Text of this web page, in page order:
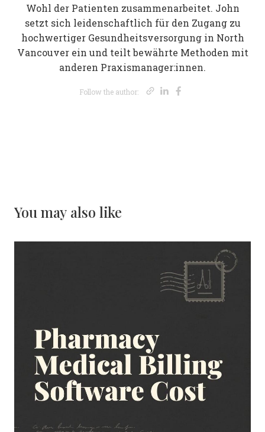
Wohl der Patienten zusammenarbeitet. John
setzt sich leidenschaftlich für den Zugang zu
hochwertiger Gesundheitsversorgung in North
Vancouver ein und teilt bewährte Methoden mit
anderen Praxismanager:innen.
Follow the author: Opens new
Opens new
You may also like